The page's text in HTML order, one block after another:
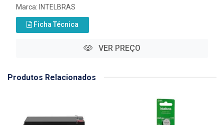
Marca: INTELBRAS
Ficha Técnica
VER PREÇO
Produtos Relacionados